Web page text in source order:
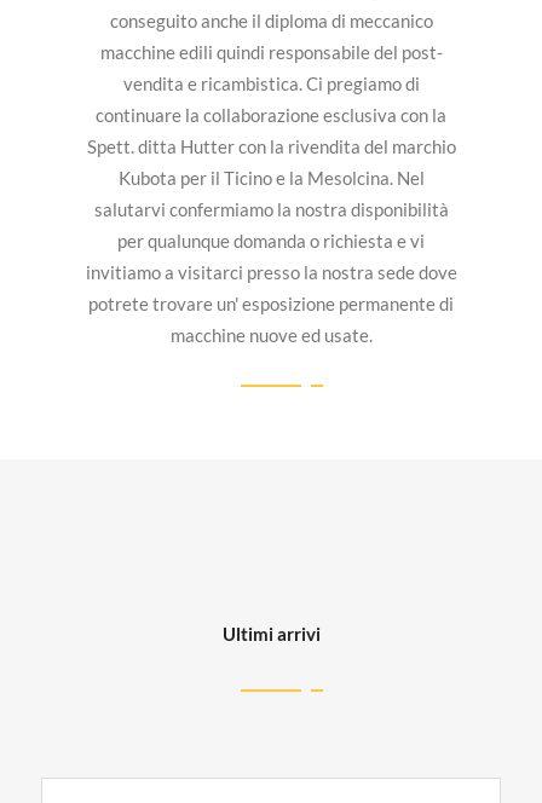
conseguito anche il diploma di meccanico
macchine edili quindi responsabile del post-
vendita e ricambistica. Ci pregiamo di
continuare la collaborazione esclusiva con la
Spett. ditta Hutter con la rivendita del marchio
Kubota per il Ticino e la Mesolcina. Nel
salutarvi confermiamo la nostra disponibilità
per qualunque domanda o richiesta e vi
invitiamo a visitarci presso la nostra sede dove
potrete trovare un' esposizione permanente di
macchine nuove ed usate.
Ultimi arrivi